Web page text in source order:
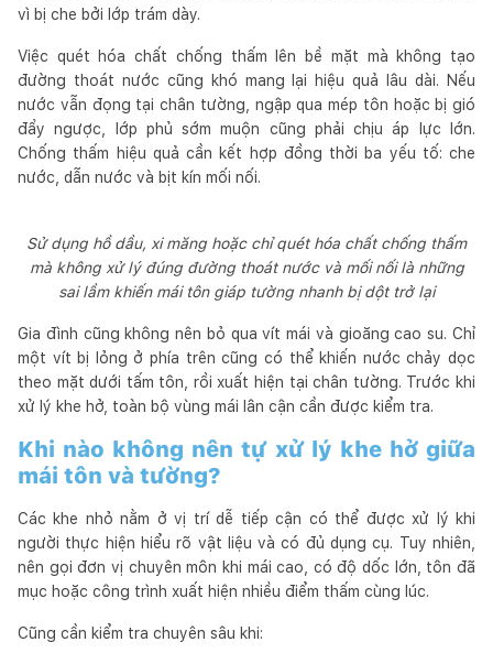
vì bị che bởi lớp trám dày.
Việc quét hóa chất chống thấm lên bề mặt mà không tạo
đường thoát nước cũng khó mang lại hiệu quả lâu dài. Nếu
nước vẫn đọng tại chân tường, ngập qua mép tôn hoặc bị gió
đẩy ngược, lớp phủ sớm muộn cũng phải chịu áp lực lớn.
Chống thấm hiệu quả cần kết hợp đồng thời ba yếu tố: che
nước, dẫn nước và bịt kín mối nối.
Sử dụng hồ dầu, xi măng hoặc chỉ quét hóa chất chống thấm
mà không xử lý đúng đường thoát nước và mối nối là những
sai lầm khiến mái tôn giáp tường nhanh bị dột trở lại
Gia đình cũng không nên bỏ qua vít mái và gioăng cao su. Chỉ
một vít bị lỏng ở phía trên cũng có thể khiến nước chảy dọc
theo mặt dưới tấm tôn, rồi xuất hiện tại chân tường. Trước khi
xử lý khe hở, toàn bộ vùng mái lân cận cần được kiểm tra.
Khi nào không nên tự xử lý khe hở giữa
mái tôn và tường?
Các khe nhỏ nằm ở vị trí dễ tiếp cận có thể được xử lý khi
người thực hiện hiểu rõ vật liệu và có đủ dụng cụ. Tuy nhiên,
nên gọi đơn vị chuyên môn khi mái cao, có độ dốc lớn, tôn đã
mục hoặc công trình xuất hiện nhiều điểm thấm cùng lúc.
Cũng cần kiểm tra chuyên sâu khi: